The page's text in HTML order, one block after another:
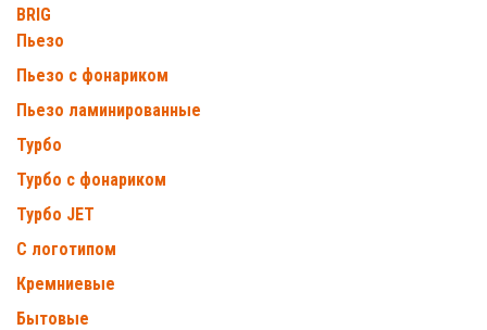
BRIG
Пьезо
Пьезо с фонариком
Пьезо ламинированные
Турбо
Турбо с фонариком
Турбо JET
С логотипом
Кремниевые
Бытовые